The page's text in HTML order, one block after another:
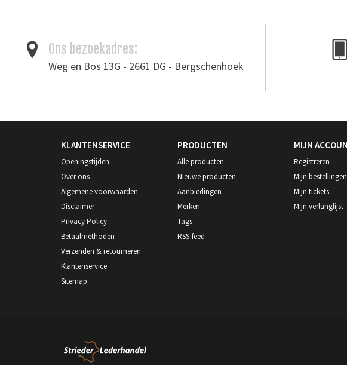
Ons bezoekadres:
Weg en Bos 13G - 2661 DG - Bergschenhoek
KLANTENSERVICE
Openingstijden
Over ons
Algemene voorwaarden
Disclaimer
Privacy Policy
Betaalmethoden
Verzenden & retourneren
Klantenservice
Sitemap
PRODUCTEN
Alle producten
Nieuwe producten
Aanbiedingen
Merken
Tags
RSS-feed
MIJN
Registreren
Mijn bestellingen
Mijn tickets
Mijn verlanglijst